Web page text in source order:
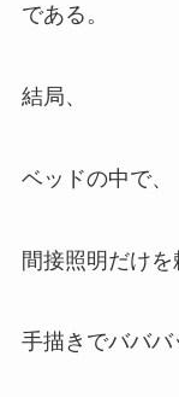
である。
結局、
ベッドの中で、
間接照明だけを
手描きでバババ